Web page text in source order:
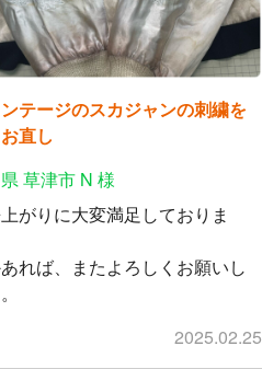
テージのスカジャンの刺繍を
直し
草津市 N 様
がりに大変満足しておりま
れば、またよろしくお願いし
2025.02.25